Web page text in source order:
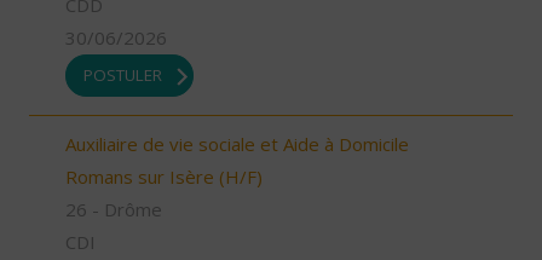
CDD
30/06/2026
POSTULER
Auxiliaire de vie sociale et Aide à Domicile
Romans sur Isère (H/F)
26 - Drôme
CDI